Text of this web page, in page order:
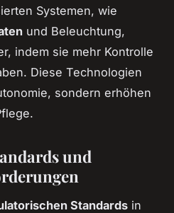
Systemen, wie
und Beleuchtung,
indem sie mehr Kontrolle
Diese Technologien
sondern erhöhen
und
Standards in